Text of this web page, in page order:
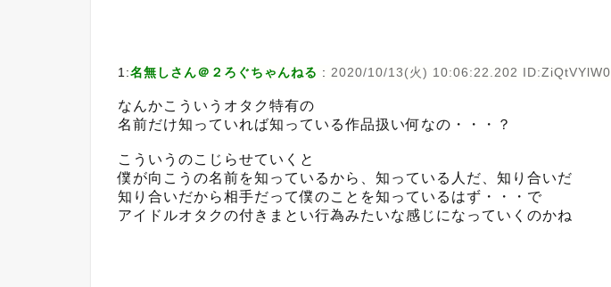
1:名無しさん＠２ろぐちゃんねる : 2020/10/13(火) 10:06:22.202 ID:ZiQtVYlW0
なんかこういうオタク特有の
名前だけ知っていれば知っている作品扱い何なの・・・？
こういうのこじらせていくと
僕が向こうの名前を知っているから、知っている人だ、知り合いだ
知り合いだから相手だって僕のことを知っているはず・・・で
アイドルオタクの付きまとい行為みたいな感じになっていくのかね